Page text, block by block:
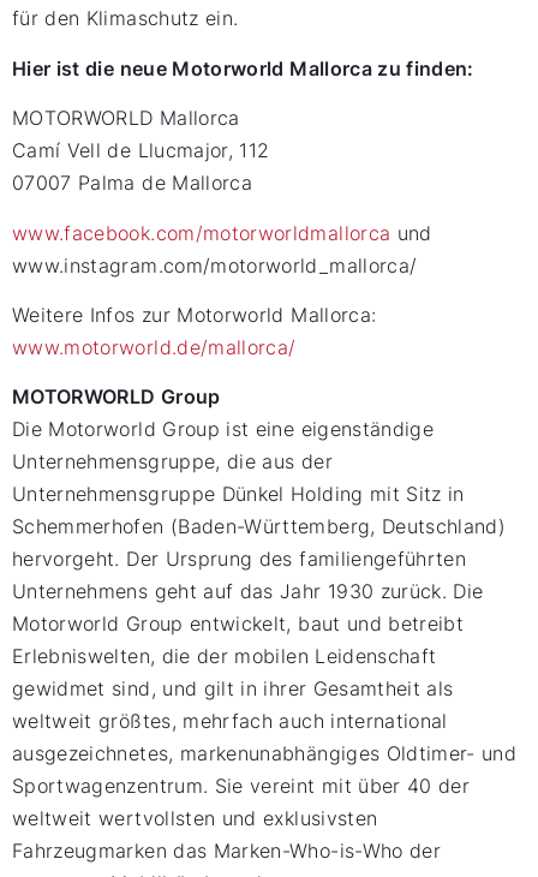
für den Klimaschutz ein.
Hier ist die neue Motorworld Mallorca zu finden:
MOTORWORLD Mallorca
Camí Vell de Llucmajor, 112
07007 Palma de Mallorca
www.facebook.com/motorworldmallorca und
www.instagram.com/motorworld_mallorca/
Weitere Infos zur Motorworld Mallorca:
www.motorworld.de/mallorca/
MOTORWORLD Group
Die Motorworld Group ist eine eigenständige
Unternehmensgruppe, die aus der
Unternehmensgruppe Dünkel Holding mit Sitz in
Schemmerhofen (Baden-Württemberg, Deutschland)
hervorgeht. Der Ursprung des familiengeführten
Unternehmens geht auf das Jahr 1930 zurück. Die
Motorworld Group entwickelt, baut und betreibt
Erlebniswelten, die der mobilen Leidenschaft
gewidmet sind, und gilt in ihrer Gesamtheit als
weltweit größtes, mehrfach auch international
ausgezeichnetes, markenunabhängiges Oldtimer- und
Sportwagenzentrum. Sie vereint mit über 40 der
weltweit wertvollsten und exklusivsten
Fahrzeugmarken das Marken-Who-is-Who der